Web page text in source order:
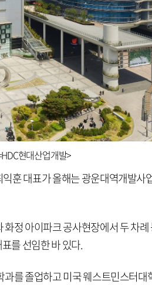
현대산업개발>
훈 대표가 올해는 광운대역개발사
정 아이파크 공사현장에서 두 차
를 선임한 바 있다.
를 졸업하고 미국 웨스트민스터대